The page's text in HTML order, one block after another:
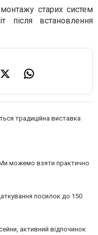
старих систем
після встановлення
традиційна виставка
можемо взяти практично
посилок до 150
активний відпочинок